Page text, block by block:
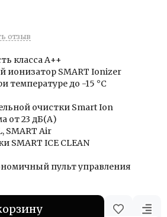
отзыв
класса А++
SMART Ionizer
температуре до -15 °С
очистки Smart Ion
от 23 дБ(А)
SMART Air
SMART ICE CLEAN
пульт управления